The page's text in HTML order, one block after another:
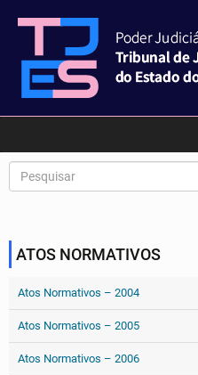
ATOS NORMATIVOS
Atos Normativos – 2004
Atos Normativos – 2005
Atos Normativos – 2006